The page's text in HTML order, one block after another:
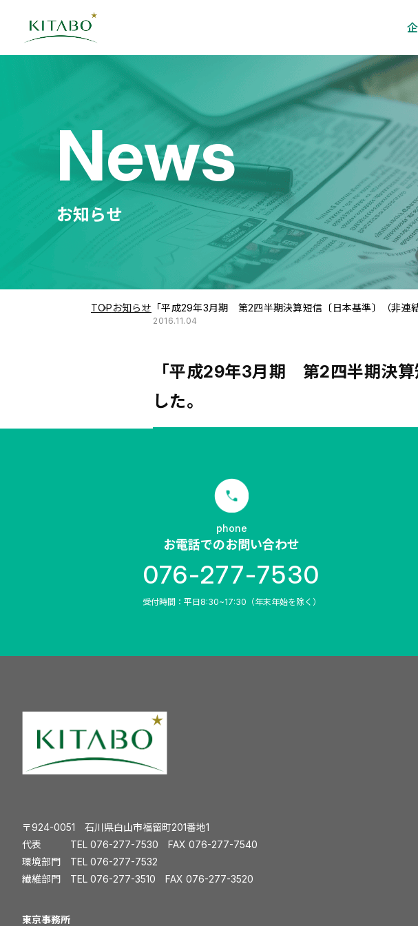
News
お知らせ
TOPお知らせ 「平成29年3月期 第2四半期決算短信〔日本基準〕（非連
2016.11.04
「平成29年3月期 第2四半期決
した。
phone
お電話でのお問い合わせ
076-277-7530
受付時間：平日8:30~17:30（年末年始を除く）
〒924-0051 石川県白山市福留町201番地1
代表 TEL 076-277-7530 FAX 076-277-7540
環境部門 TEL 076-277-7532
繊維部門 TEL 076-277-3510 FAX 076-277-3520
️東京事務所